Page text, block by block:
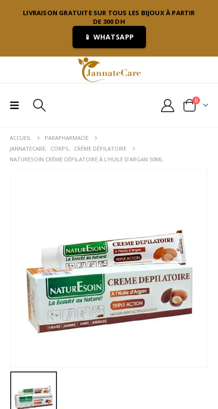
LIVRAISON GRATUITE SUR TOUS LES BIJOUX À PARTIR
DE 300 DH
📱 WHATSAPP
0
ACCUEIL
PARAPHARMACIE
JANNATECARE, CORPS,
CRÈME DÉPILATOIRE
NATURESOIN CRÈME DÉPILATOIRE À L’HUILE D’ARGAN 50ML